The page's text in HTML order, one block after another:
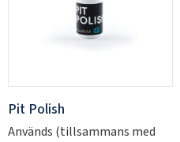
Pit Polish
Används (tillsammans med